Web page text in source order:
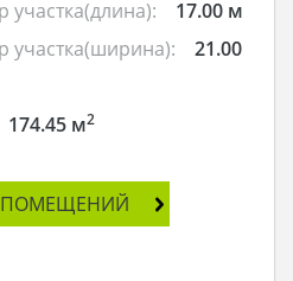
17.00 м
21.00
174.45 м2
ПОМЕЩЕНИЙ